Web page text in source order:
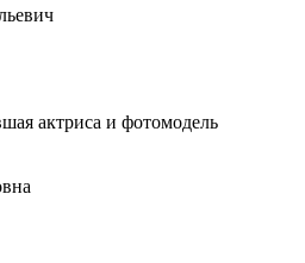
актриса и фотомодель